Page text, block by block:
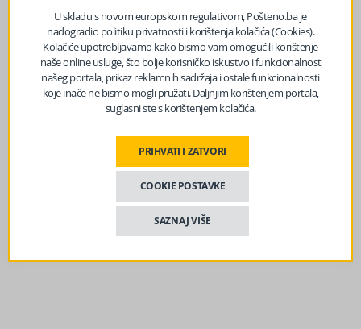
Izvor vijesti:haber.ba
FacebookMessenger
TwitterWhatsApp
Viber Email
U skladu s novom europskom regulativom, Pošteno.ba je
nadogradio politiku privatnosti i korištenja kolačića (Cookies).
Kolačiće upotrebljavamo kako bismo vam omogućili korištenje
naše online usluge, što bolje korisničko iskustvo i funkcionalnost
našeg portala, prikaz reklamnih sadržaja i ostale funkcionalnosti
koje inače ne bismo mogli pružati. Daljnjim korištenjem portala,
suglasni ste s korištenjem kolačića.
PRIHVATI I ZATVORI
COOKIE POSTAVKE
SAZNAJ VIŠE